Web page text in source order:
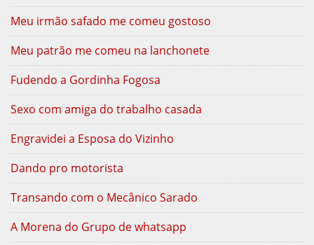
Meu irmão safado me comeu gostoso
Meu patrão me comeu na lanchonete
Fudendo a Gordinha Fogosa
Sexo com amiga do trabalho casada
Engravidei a Esposa do Vizinho
Dando pro motorista
Transando com o Mecânico Sarado
A Morena do Grupo de whatsapp